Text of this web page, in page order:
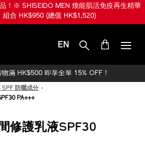
！※ SHISEIDO MEN 煥能肌活免疫再生精華
組合 HK$950 (總值 HK$1,520)
EN
滿 HK$500 即享全單 15% OFF！
SPF 防曬成分
PA+++
修護乳液SPF30